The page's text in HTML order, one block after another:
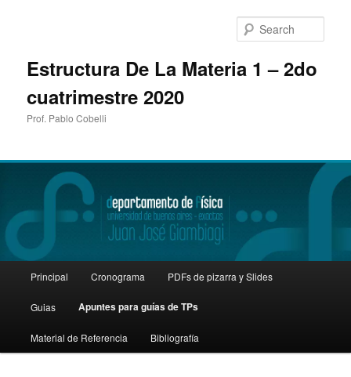
Estructura De La Materia 1 – 2do
cuatrimestre 2020
Prof. Pablo Cobelli
Skip
to
primary
Principal Cronograma PDFs de pizarra y Slides
Guias Apuntes para guías de TPs
Material de Referencia Bibliografía